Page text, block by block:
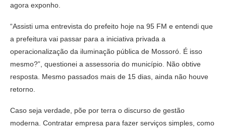
agora exponho.
“Assisti uma entrevista do prefeito hoje na 95 FM e entendi que
a prefeitura vai passar para a iniciativa privada a
operacionalização da iluminação pública de Mossoró. É isso
mesmo?”, questionei a assessoria do município. Não obtive
resposta. Mesmo passados mais de 15 dias, ainda não houve
retorno.
Caso seja verdade, põe por terra o discurso de gestão
moderna. Contratar empresa para fazer serviços simples, como